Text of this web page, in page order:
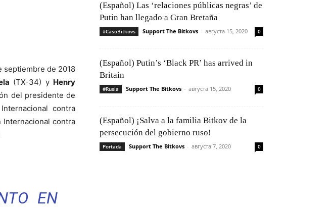
septiembre de 2018
(TX-34) y Henry
del presidente de
contra
Internacional contra
EN
(Español) Las ‘relaciones públicas negras’ de
Putin han llegado a Gran Bretaña
#CasoBitkovs Support The Bitkovs - августа 15, 2020 0
(Español) Putin’s ‘Black PR’ has arrived in
Britain
#Rusia Support The Bitkovs - августа 15, 2020 0
(Español) ¡Salva a la familia Bitkov de la
persecución del gobierno ruso!
Portada Support The Bitkovs - августа 7, 2020 0